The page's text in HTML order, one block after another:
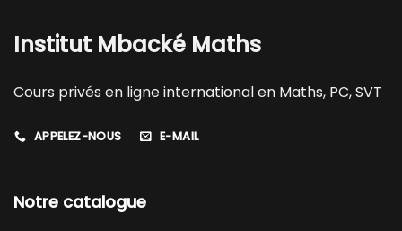
Institut Mbacké Maths
Cours privés en ligne international en Maths, PC, SVT
APPELEZ-NOUS E-MAIL
Notre catalogue